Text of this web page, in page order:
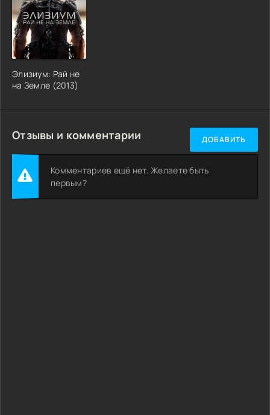
Элизиум: Рай не
на Земле (2013)
Отзывы и комментарии ДОБАВИТЬ
Комментариев ещё нет. Желаете быть
первым?